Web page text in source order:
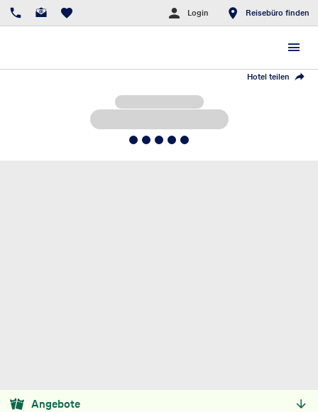
Login Reisebüro finden
Hotel teilen
5
Angebote